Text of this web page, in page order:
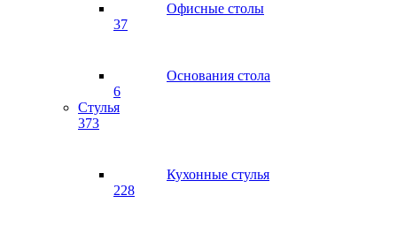
Офисные столы
37
Основания стола
6
Стулья
373
Кухонные стулья
228